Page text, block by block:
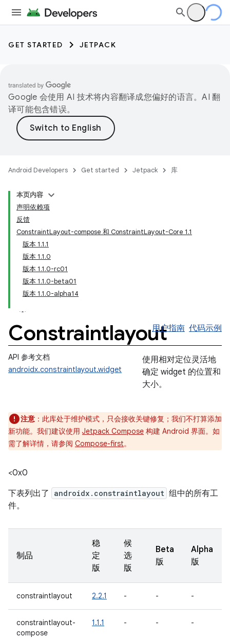
GET STARTED JETPACK
Google 会使用 AI 技术将内容翻译成您偏好的语言。AI 翻
译可能包含错误。
Android Developers Get started Jetpack 库
本页内容
声明依赖项
反馈
ConstraintLayout-compose 和 ConstraintLayout-Core 1.1
版本 1.1.1
版本 1.1.0
版本 1.1.0-rc01
版本 1.1.0-beta01
版本 1.1.0-alpha14
Constraintlayout用户指南 代码示例
API 参考文档
androidx.constraintlayout.widget
使用相对定位灵活地
确定 widget 的位置和
大小。
注意 ：此库处于维护模式，只会接收关键修复；我们不打算添加
新功能。我们建议使用 Jetpack Compose 构建 Android 界面。如
需了解详情，请参阅 Compose-first。
<0x0
下表列出了
androidx.constraintlayout 组中的所有工
件。
制品
稳
定
版
候
选
版
Beta
版
Alpha
版
constraintlayout 2.2.1 - - -
constraintlayout-
compose
1.1.1 - - -